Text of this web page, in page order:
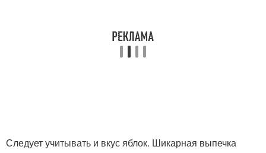
Следует учитывать и вкус яблок. Шикарная выпечка